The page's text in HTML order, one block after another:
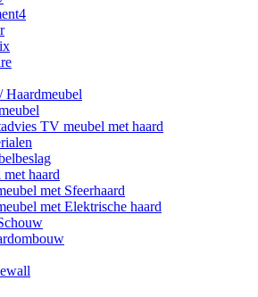
TV meubel met haard
haard
met Sfeerhaard
met Elektrische haard